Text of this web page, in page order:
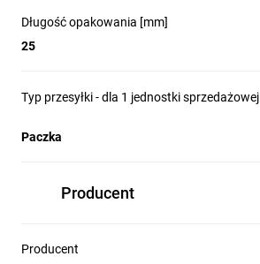
Długość opakowania [mm]
25
Typ przesyłki - dla 1 jednostki sprzedażowej
Paczka
Producent
Producent